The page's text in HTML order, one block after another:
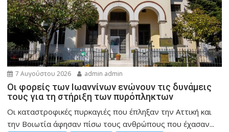
7 Αυγούστου 2026 admin admin
Οι φορείς των Ιωαννίνων ενώνουν τις δυνάμεις
τους για τη στήριξη των πυρόπληκτων
Οι καταστροφικές πυρκαγιές που έπληξαν την Αττική και
την Bοιωτία άφησαν πίσω τους ανθρώπους που έχασαν...